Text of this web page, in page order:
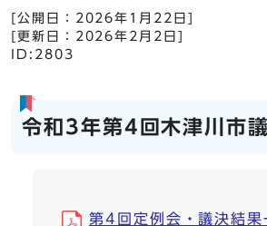
[公開日： 2026年1月22日
[更新日： 2026年2月2日
ID:2803
令和3年第4回木津川市
第4回定例会・議決結